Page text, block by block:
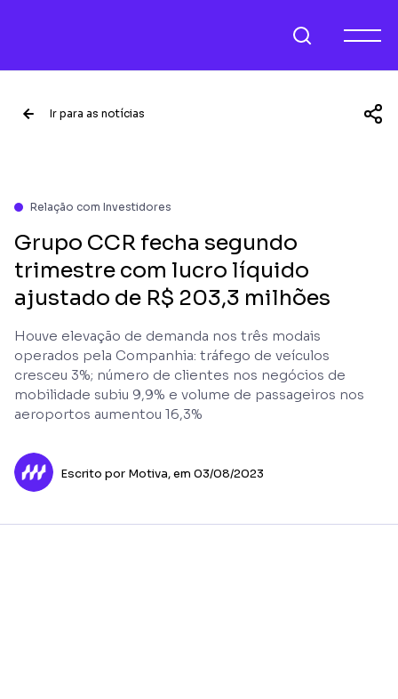
Ir para as notícias
Relação com Investidores
Grupo CCR fecha segundo
trimestre com lucro líquido
ajustado de R$ 203,3 milhões
Houve elevação de demanda nos três modais
operados pela Companhia: tráfego de veículos
cresceu 3%; número de clientes nos negócios de
mobilidade subiu 9,9% e volume de passageiros nos
aeroportos aumentou 16,3%
Escrito por Motiva,em 03/08/2023